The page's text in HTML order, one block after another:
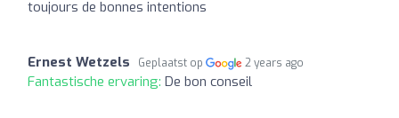
toujours de bonnes intentions
Ernest Wetzels Geplaatst op 2 years ago
Fantastische ervaring: De bon conseil